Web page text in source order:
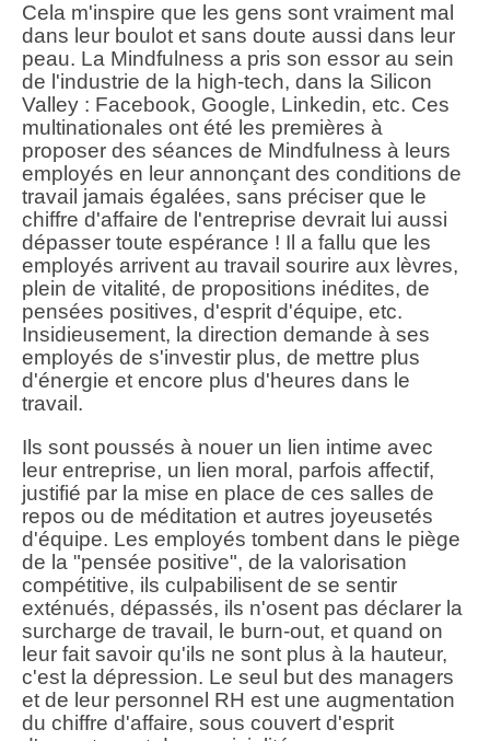
Cela m'inspire que les gens sont vraiment mal
dans leur boulot et sans doute aussi dans leur
peau. La Mindfulness a pris son essor au sein
de l'industrie de la high-tech, dans la Silicon
Valley : Facebook, Google, Linkedin, etc. Ces
multinationales ont été les premières à
proposer des séances de Mindfulness à leurs
employés en leur annonçant des conditions de
travail jamais égalées, sans préciser que le
chiffre d'affaire de l'entreprise devrait lui aussi
dépasser toute espérance ! Il a fallu que les
employés arrivent au travail sourire aux lèvres,
plein de vitalité, de propositions inédites, de
pensées positives, d'esprit d'équipe, etc.
Insidieusement, la direction demande à ses
employés de s'investir plus, de mettre plus
d'énergie et encore plus d'heures dans le
travail.
Ils sont poussés à nouer un lien intime avec
leur entreprise, un lien moral, parfois affectif,
justifié par la mise en place de ces salles de
repos ou de méditation et autres joyeusetés
d'équipe. Les employés tombent dans le piège
de la "pensée positive", de la valorisation
compétitive, ils culpabilisent de se sentir
exténués, dépassés, ils n'osent pas déclarer la
surcharge de travail, le burn-out, et quand on
leur fait savoir qu'ils ne sont plus à la hauteur,
c'est la dépression. Le seul but des managers
et de leur personnel RH est une augmentation
du chiffre d'affaire, sous couvert d'esprit